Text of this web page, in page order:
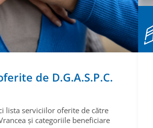
de D.G.A.S.P.C.
lista serviciilor oferite de către
și categoriile beneficiare